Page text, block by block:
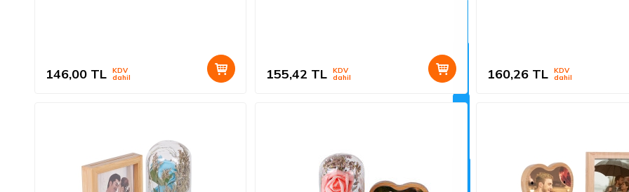
146,00TL KDV
dahil 155,42 TL KDV
dahil 160,26TL KDV
dahil